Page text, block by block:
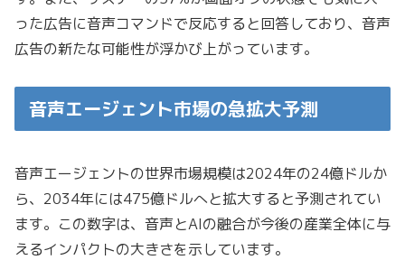
った広告に音声コマンドで反応すると回答しており、音声
広告の新たな可能性が浮かび上がっています。
音声エージェント市場の急拡大予測
音声エージェントの世界市場規模は2024年の24億ドルか
ら、2034年には475億ドルへと拡大すると予測されてい
ます。この数字は、音声とAIの融合が今後の産業全体に与
えるインパクトの大きさを示しています。